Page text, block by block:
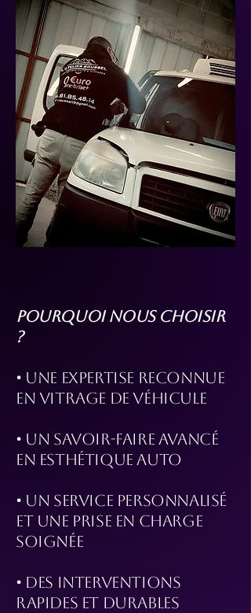
POURQUOI NOUS CHOISIR
?
• Une expertise reconnue
en vitrage de véhicule
• Un savoir-faire avancé
en esthétique auto
• Un service personnalisé
et une prise en charge
soignée
• Des interventions
rapides et durables